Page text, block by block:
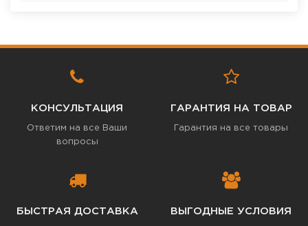
КОНСУЛЬТАЦИЯ
Ответим на все Ваши
вопросы
ГАРАНТИЯ НА ТОВАР
Гарантия на все товары
БЫСТРАЯ ДОСТАВКА ВЫГОДНЫЕ УСЛОВИЯ